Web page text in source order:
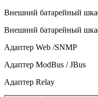
Внешний батарейный
Внешний батарейный
Адаптер Web /SNMP
Адаптер ModBus / JBus
Адаптер Relay